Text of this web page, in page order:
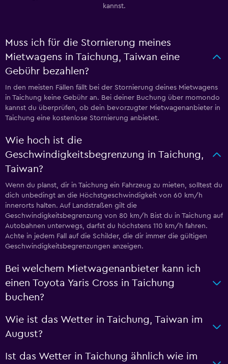
kannst.
Muss ich für die Stornierung meines
Mietwagens in Taichung, Taiwan eine
Gebühr bezahlen?
In den meisten Fällen fällt bei der Stornierung deines Mietwagens
in Taichung keine Gebühr an. Bei deiner Buchung über momondo
kannst du überprüfen, ob dein bevorzugter Mietwagenanbieter in
Taichung eine kostenlose Stornierung anbietet.
Wie hoch ist die
Geschwindigkeitsbegrenzung in Taichung,
Taiwan?
Wenn du planst, dir in Taichung ein Fahrzeug zu mieten, solltest du
dich unbedingt an die Höchstgeschwindigkeit von 60 km/h
innerorts halten. Auf Landstraßen gilt die
Geschwindigkeitsbegrenzung von 80 km/h Bist du in Taichung auf
Autobahnen unterwegs, darfst du höchstens 110 km/h fahren.
Achte in jedem Fall auf die Schilder, die dir immer die gültigen
Geschwindigkeitsbegrenzungen anzeigen.
Bei welchem Mietwagenanbieter kann ich
einen Toyota Yaris Cross in Taichung
buchen?
Wie ist das Wetter in Taichung, Taiwan im
August?
Ist das Wetter in Taichung ähnlich wie im